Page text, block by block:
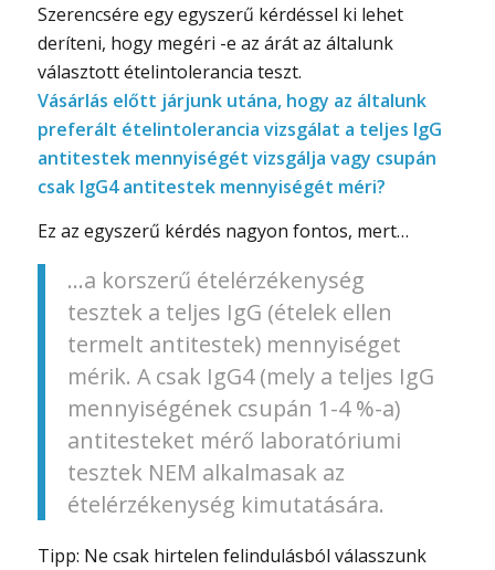
Szerencsére egy egyszerű kérdéssel ki lehet
deríteni, hogy megéri -e az árát az általunk
választott ételintolerancia teszt.
Vásárlás előtt járjunk utána, hogy az általunk
preferált ételintolerancia vizsgálat a teljes IgG
antitestek mennyiségét vizsgálja vagy csupán
csak IgG4 antitestek mennyiségét méri?
Ez az egyszerű kérdés nagyon fontos, mert…
…a korszerű ételérzékenység
tesztek a teljes IgG (ételek ellen
termelt antitestek) mennyiséget
mérik. A csak IgG4 (mely a teljes IgG
mennyiségének csupán 1-4 %-a)
antitesteket mérő laboratóriumi
tesztek NEM alkalmasak az
ételérzékenység kimutatására.
Tipp: Ne csak hirtelen felindulásból válasszunk